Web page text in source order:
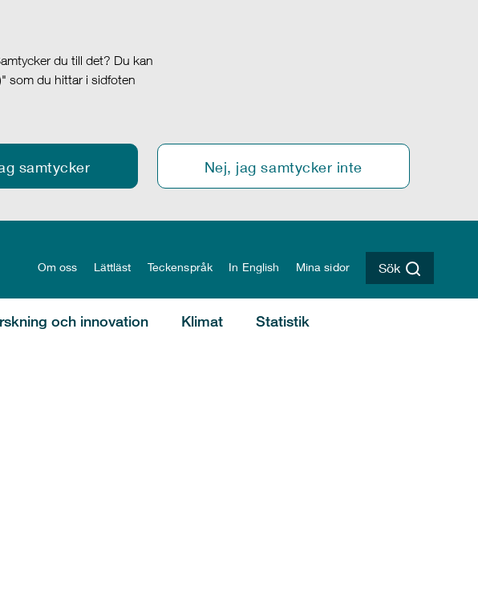
du till det? Du kan
som du hittar i sidfoten
samtycker Nej, jag samtycker inte
Om oss Lättläst Teckenspråk In English Mina sidor Sök
och innovation Klimat Statistik